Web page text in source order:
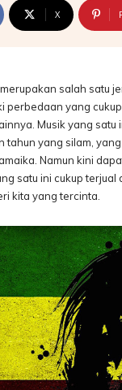
X
salah satu
perbedaan yang
Musik yang satu
tahun yang silam,
Namun kini
satu ini cukup
kita yang tercinta.